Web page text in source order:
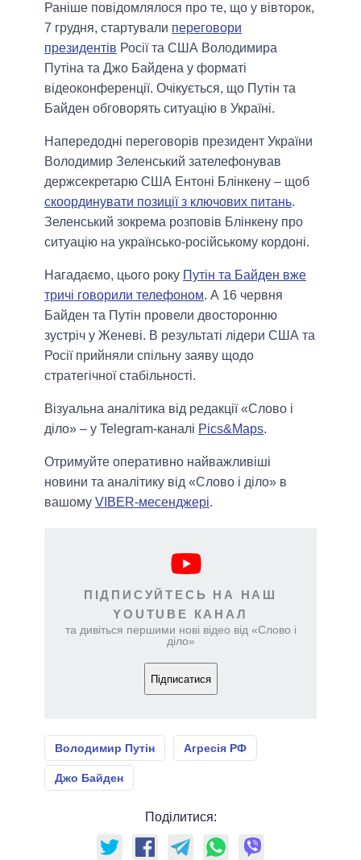
Раніше повідомлялося про те, що у вівторок,
7 грудня, стартували переговори
президентів Росії та США Володимира
Путіна та Джо Байдена у форматі
відеоконференції. Очікується, що Путін та
Байден обговорять ситуацію в Україні.
Напередодні переговорів президент України
Володимир Зеленський зателефонував
держсекретарю США Ентоні Блінкену – щоб
скоординувати позиції з ключових питань.
Зеленський зокрема розповів Блінкену про
ситуацію на українсько-російському кордоні.
Нагадаємо, цього року Путін та Байден вже
тричі говорили телефоном. А 16 червня
Байден та Путін провели двосторонню
зустріч у Женеві. В результаті лідери США та
Росії прийняли спільну заяву щодо
стратегічної стабільності.
Візуальна аналітика від редакції «Слово і
діло» – у Telegram-каналі Pics&Maps.
Отримуйте оперативно найважливіші
новини та аналітику від «Слово і діло» в
вашому VIBER-месенджері.
ПІДПИСУЙТЕСЬ НА НАШ
YOUTUBE КАНАЛ
та дивіться першими нові відео від «Слово і
діло»
Підписатися
Володимир Путін Агресія РФ
Джо Байден
Поділитися: